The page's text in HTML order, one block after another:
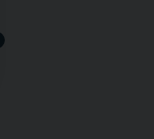
produkten...